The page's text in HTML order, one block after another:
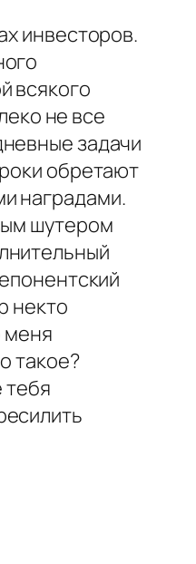
инвесторов.
всякого
не все
задачи
обретают
наградами.
шутером
некто
меня
такое?
тебя